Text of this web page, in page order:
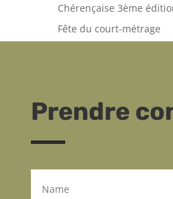
Chérençaise 3ème
Fête du court-métrage
Prendre